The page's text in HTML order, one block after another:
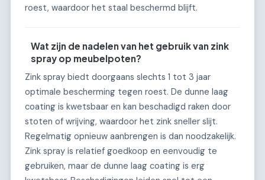
roest, waardoor het staal beschermd blijft.
Wat zijn de nadelen van het gebruik van zink
spray op meubelpoten?
Zink spray biedt doorgaans slechts 1 tot 3 jaar
optimale bescherming tegen roest. De dunne laag
coating is kwetsbaar en kan beschadigd raken door
stoten of wrijving, waardoor het zink sneller slijt.
Regelmatig opnieuw aanbrengen is dan noodzakelijk.
Zink spray is relatief goedkoop en eenvoudig te
gebruiken, maar de dunne laag coating is erg